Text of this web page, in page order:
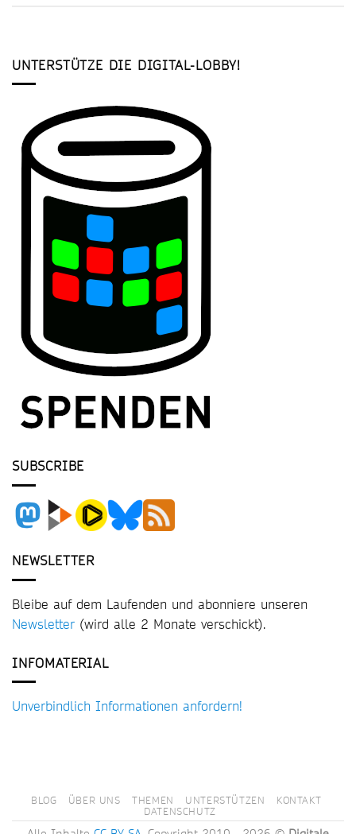
UNTERSTÜTZE DIE DIGITAL-LOBBY!
SUBSCRIBE
NEWSLETTER
Bleibe auf dem Laufenden und abonniere unseren
Newsletter (wird alle 2 Monate verschickt).
INFOMATERIAL
Unverbindlich Informationen anfordern!
BLOG ÜBER UNS THEMEN UNTERSTÜTZEN
KONTAKT
DATENSCHUTZ